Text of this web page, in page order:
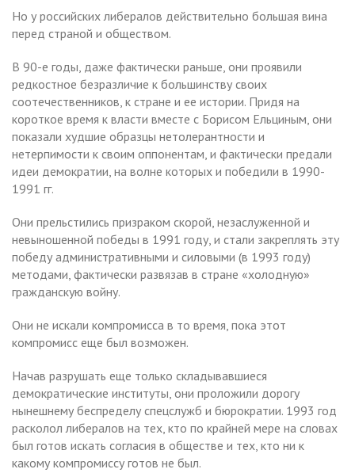
Но у российских либералов действительно большая вина
перед страной и обществом.
В 90-е годы, даже фактически раньше, они проявили
редкостное безразличие к большинству своих
соотечественников, к стране и ее истории. Придя на
короткое время к власти вместе с Борисом Ельциным, они
показали худшие образцы нетолерантности и
нетерпимости к своим оппонентам, и фактически предали
идеи демократии, на волне которых и победили в 1990-
1991 гг.
Они прельстились призраком скорой, незаслуженной и
невыношенной победы в 1991 году, и стали закреплять эту
победу административными и силовыми (в 1993 году)
методами, фактически развязав в стране «холодную»
гражданскую войну.
Они не искали компромисса в то время, пока этот
компромисс еще был возможен.
Начав разрушать еще только складывавшиеся
демократические институты, они проложили дорогу
нынешнему беспределу спецслужб и бюрократии. 1993 год
расколол либералов на тех, кто по крайней мере на словах
был готов искать согласия в обществе и тех, кто ни к
какому компромиссу готов не был.